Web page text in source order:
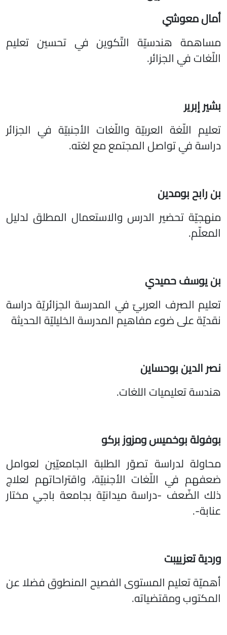
أمال معوشي
مساهمة هندسيّة التّكوين في تحسين تعليم
اللّغات في الجزائر.
بشير إبرير
تعليم اللّغة العربيّة واللّغات الأجنبيّة في الجزائر
دراسة في تواصل المجتمع مع لغته.
بن رابح بومدين
منهجيّة تحضير الدرس والاستعمال المطلق لدليل
المعلّم.
بن يوسف حميدي
تعليم الصرف العربيّ في المدرسة الجزائريّة دراسة
نقديّة على ضوء مفاهيم المدرسة الخليليّة الحديثة
نصر الدين بوحساين
هندسة تعليميات اللغات.
بوفولة بوخميسومزوز بركو
محاولة لدراسة تصوّر الطلبة الجامعيّين لعوامل
ضعفهم في اللّغات الأجنبيّة، واقتراحاتهم لعلاج
ذلك الضّعف -دراسة ميدانيّة بجامعة باجي مختار
عنابة-.
وردية تعزييبت
أهميّة تعليم المستوى الفصيح المنطوق فضلا عن
المكتوب ومقتضياته.